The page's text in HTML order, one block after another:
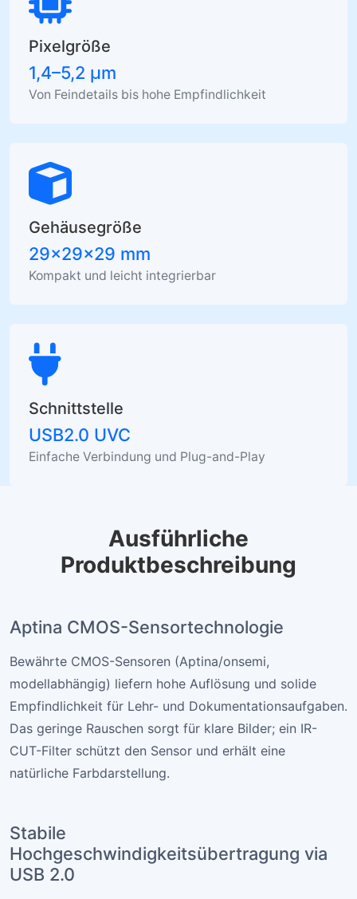
Pixelgröße
1,4–5,2 µm
Von Feindetails bis hohe Empfindlichkeit
Gehäusegröße
29×29×29 mm
Kompakt und leicht integrierbar
Schnittstelle
USB2.0 UVC
Einfache Verbindung und Plug-and-Play
Ausführliche
Produktbeschreibung
Aptina CMOS-Sensortechnologie
Bewährte CMOS-Sensoren (Aptina/onsemi,
modellabhängig) liefern hohe Auflösung und solide
Empfindlichkeit für Lehr- und Dokumentationsaufgaben.
Das geringe Rauschen sorgt für klare Bilder; ein IR-
CUT-Filter schützt den Sensor und erhält eine
natürliche Farbdarstellung.
Stabile
Hochgeschwindigkeitsübertragung via
USB 2.0